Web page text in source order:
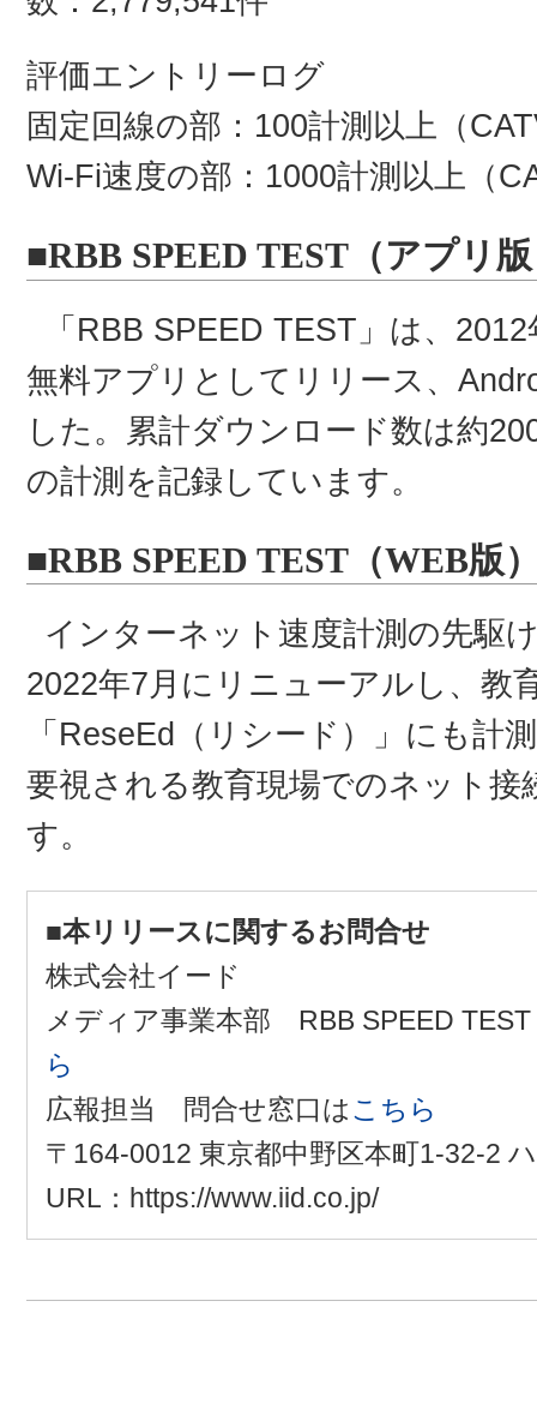
評価エントリーログ
固定回線の部：100計測以上（
Wi-Fi速度の部：1000計測以上（
■RBB SPEED TEST（アプリ
「RBB SPEED TEST」は、
無料アプリとしてリリース、
した。累計ダウンロード数は約
の計測を記録しています。
■RBB SPEED TEST（WEB版
インターネット速度計測の先駆
2022年7月にリニューアルし、教
「ReseEd（リシード）」にも計
要視される教育現場でのネット
す。
■本リリースに関するお問合せ
株式会社イード
メディア事業本部 RBB SPEED
ら
広報担当 問合せ窓口はこちら
〒164-0012 東京都中野区本町1-32-2
URL：https://www.iid.co.jp/